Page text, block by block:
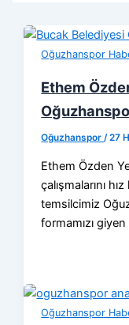
Oğuzhanspor
Ethem
Oğuzhanspor/27
Ethem Özden
çalışmalarını
temsilcimiz
formamızı
Oğuzhanspor